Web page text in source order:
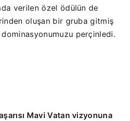
verilen özel ödülün de
oluşan bir gruba gitmiş
perçinledi.
Mavi Vatan vizyonuna